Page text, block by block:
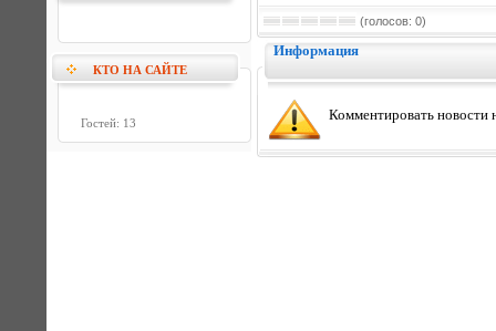
КТО НА САЙТЕ
Гостей: 13
(голосов: 0)
Информация
Комментировать новости